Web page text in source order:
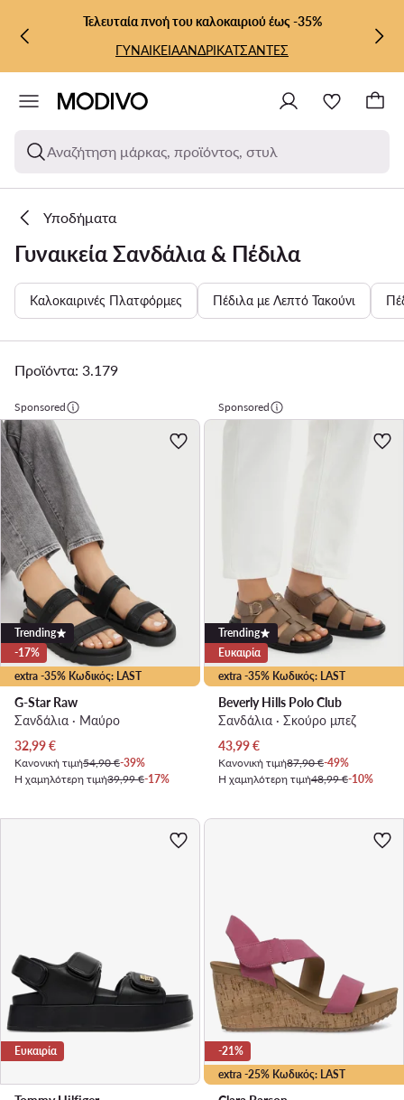
ΜΕΤΆΒΑΣΗ ΣΤΟ ΚΎΡΙΟ ΠΕΡΙΕΧΌΜΕΝΟ
ΜΕΤΆΒΑΣΗ ΣΤΗΝ ΑΝΑΖΉΤΗΣΗ
Τελευταία πνοή του καλοκαιριού έως -35%
ΓΥΝΑΙΚΕΙΑΑΝΔΡΙΚΑΤΣΑΝΤΕΣ
Αναζήτηση μάρκας, προϊόντος, στυλ
Υποδήματα
Γυναικεία Σανδάλια & Πέδιλα
Καλοκαιρινές Πλατφόρμες Πέδιλα με Λεπτό Τακούνι
Προϊόντα: 3.179
Sponsored
extra -35% Κωδικός: LAST
Trending
-17%
G-Star Raw
Σανδάλια · Μαύρο
Τρέχουσα τιμή
32,99€
Κανονική τιμή54,90 €-39%
Η χαμηλότερη τιμή39,99 €-17%
Sponsored
extra -35% Κωδικός: LAST
Trending
Ευκαιρία
Beverly Hills Polo Club
Σανδάλια · Σκούρο μπεζ
Τρέχουσα τιμή
43,99€
Κανονική τιμή87,90 €-49%
Η χαμηλότερη τιμή48,99 €-10%
Ευκαιρία
extra -25% Κωδικός: LAST
-21%